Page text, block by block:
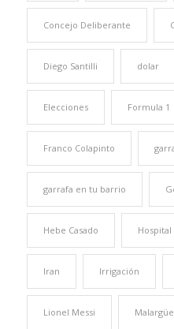
Concejo Deliberante
Diego Santilli dolar
Elecciones Formula 1
Franco Colapinto
garrafa en tu barrio
Hebe Casado
Iran Irrigación
Lionel Messi Malargüe